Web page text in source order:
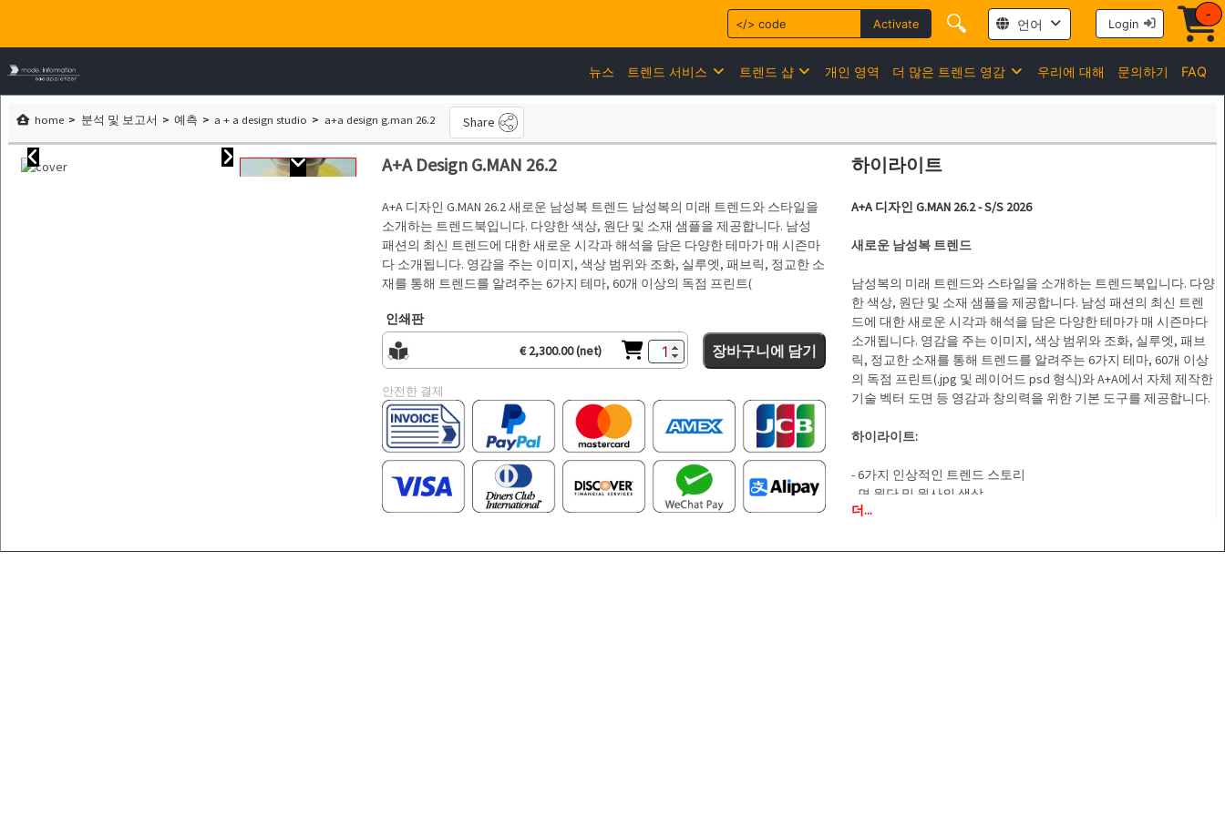
Activate 🔍 언어 Login
-
뉴스 트렌드 서비스 트렌드 샵 개인 영역 더 많은 트렌드 영감 우리에 대해 문의하기 FAQ
home 분석 및 보고서 예측 a + a design studio a+a design g.man 26.2 Share
A+A Design G.MAN 26.2
A+A 디자인 G.MAN 26.2 새로운 남성복 트렌드 남성복의 미래 트렌드와 스타일을
소개하는 트렌드북입니다. 다양한 색상, 원단 및 소재 샘플을 제공합니다. 남성
패션의 최신 트렌드에 대한 새로운 시각과 해석을 담은 다양한 테마가 매 시즌마
다 소개됩니다. 영감을 주는 이미지, 색상 범위와 조화, 실루엣, 패브릭, 정교한 소
재를 통해 트렌드를 알려주는 6가지 테마, 60개 이상의 독점 프린트(
인쇄판
€ 2,300.00 (net)
장바구니에 담기
안전한 결제
하이라이트
A+A 디자인 G.MAN 26.2 - S/S 2026
새로운 남성복 트렌드
남성복의 미래 트렌드와 스타일을 소개하는 트렌드북입니다. 다양
한 색상, 원단 및 소재 샘플을 제공합니다. 남성 패션의 최신 트렌
드에 대한 새로운 시각과 해석을 담은 다양한 테마가 매 시즌마다
소개됩니다. 영감을 주는 이미지, 색상 범위와 조화, 실루엣, 패브
릭, 정교한 소재를 통해 트렌드를 알려주는 6가지 테마, 60개 이상
의 독점 프린트(.jpg 및 레이어드 psd 형식)와 A+A에서 자체 제작한
기술 벡터 도면 등 영감과 창의력을 위한 기본 도구를 제공합니다.
하이라이트:
- 6가지 인상적인 트렌드 스토리
- 면 원단 및 원사의 색상
- 원단의 일반 색상 카드
- 인상적인 소재 선택
더...